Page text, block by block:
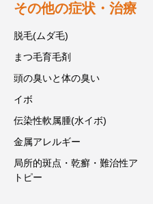
その他の症状・治療
脱毛(ムダ毛)
まつ毛育毛剤
頭の臭いと体の臭い
イボ
伝染性軟属腫(水イボ)
金属アレルギー
局所的斑点・乾癬・難治性ア
トピー